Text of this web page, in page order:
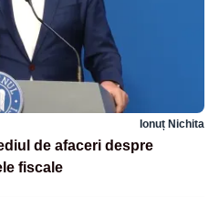
Ionuț Nichita
de afaceri despre
fiscale